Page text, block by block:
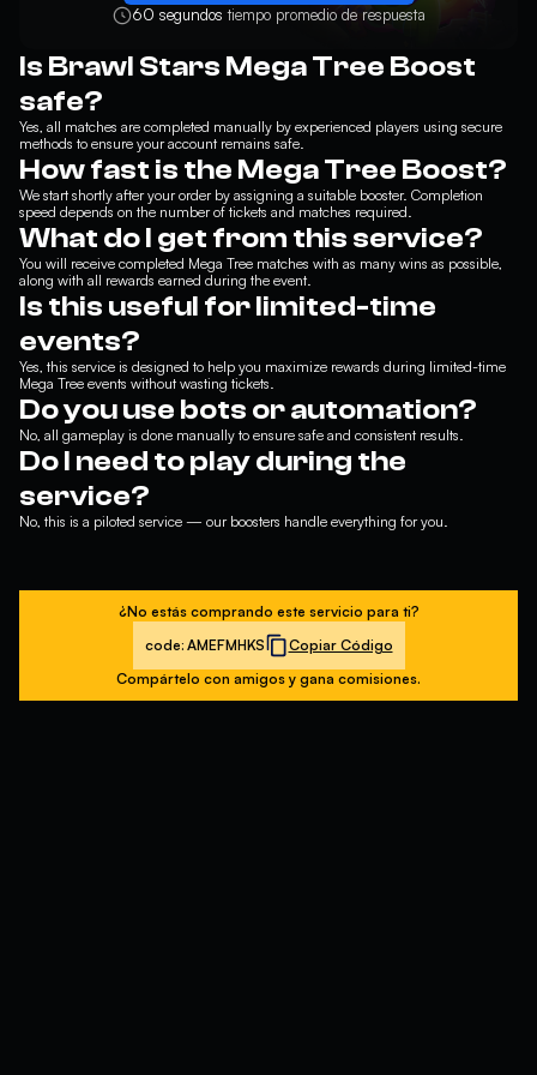
60 segundostiempo promedio de respuesta
Is Brawl Stars Mega Tree Boost
safe?
Yes, all matches are completed manually by experienced players using secure
methods to ensure your account remains safe.
How fast is the Mega Tree Boost?
We start shortly after your order by assigning a suitable booster. Completion
speed depends on the number of tickets and matches required.
What do I get from this service?
You will receive completed Mega Tree matches with as many wins as possible,
along with all rewards earned during the event.
Is this useful for limited-time
events?
Yes, this service is designed to help you maximize rewards during limited-time
Mega Tree events without wasting tickets.
Do you use bots or automation?
No, all gameplay is done manually to ensure safe and consistent results.
Do I need to play during the
service?
No, this is a piloted service — our boosters handle everything for you.
¿No estás comprando este servicio para ti?
code: AMEFMHKS
Copiar Código
Compártelo con amigos y gana comisiones.